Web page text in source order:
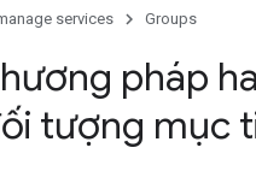
services
Groups
pháp
tượng mục